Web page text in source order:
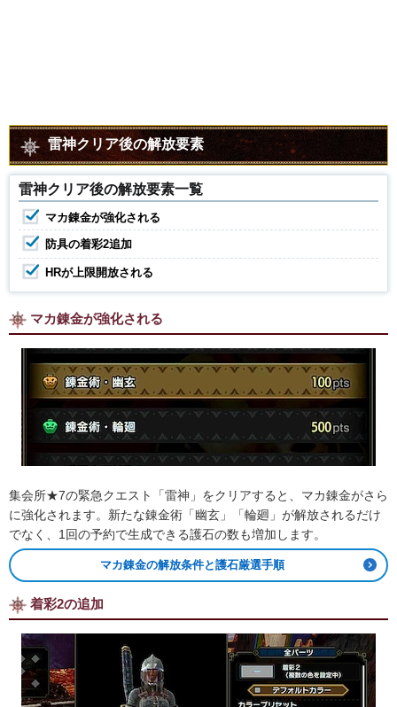
雷神クリア後の解放要素
雷神クリア後の解放要素一覧
マカ錬金が強化される
防具の着彩2追加
HRが上限開放される
マカ錬金が強化される
集会所★7の緊急クエスト「雷神」をクリアすると、マカ錬金がさら
に強化されます。新たな錬金術「幽玄」「輪廻」が解放されるだけ
でなく、1回の予約で生成できる護石の数も増加します。
マカ錬金の解放条件と護石厳選手順
着彩2の追加